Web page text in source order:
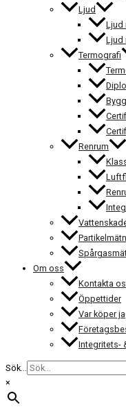
Ljud
Ljud
Ljud
Termografi
Renrum
Om oss
Kontakta
Öppettider
Var köper
Integritets-
Sök...
×